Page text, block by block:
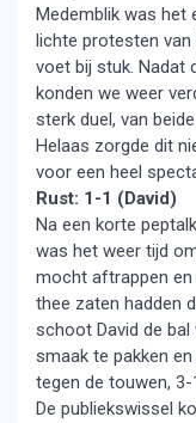
Medemblik was het
lichte protesten van
voet bij stuk. Nadat
konden we weer
sterk duel, van
Helaas zorgde dit
voor een heel
Rust: 1-1 (David)
Na een korte
was het weer tijd
mocht aftrappen
thee zaten hadden
schoot David de
smaak te pakken
tegen de touwen,
De publiekswissel